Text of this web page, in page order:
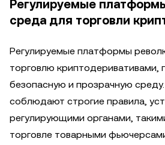
Регулируемые
среда для торговли
Регулируемые платформы
торговлю криптодеривативами,
безопасную и прозрачную
соблюдают строгие правила,
регулирующими органами,
торговле товарными